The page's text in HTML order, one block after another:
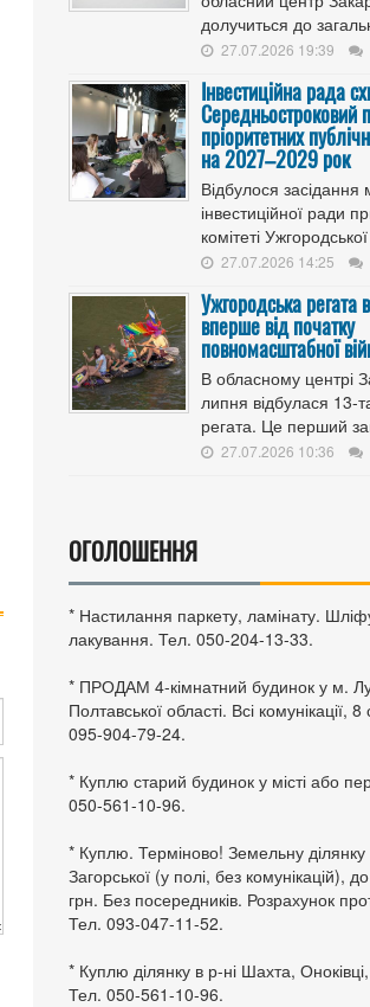
долучиться до
27.07.2026 19:39
Інвестиційна рада
Середньостроковий
пріоритетних
на 2027–2029 рок
Відбулося засідання
інвестиційної ради
комітеті
27.07.2026 14:25
Ужгородська регата
вперше від початку
повномасштабної
В обласному центрі
липня відбулася 13-
регата. Це перший
27.07.2026 10:36
ОГОЛОШЕННЯ
* Настилання паркету, ламінату.
лакування. Тел. 050-204-13-33.
* ПРОДАМ 4-кімнатний будинок у м.
Полтавської області. Всі комунікації,
095-904-79-24.
* Куплю старий будинок у місті або
050-561-10-96.
* Куплю. Терміново! Земельну ділянку
Загорської (у полі, без комунікацій),
грн. Без посередників. Розрахунок
Тел. 093-047-11-52.
* Куплю ділянку в р-ні Шахта,
Тел. 050-561-10-96.